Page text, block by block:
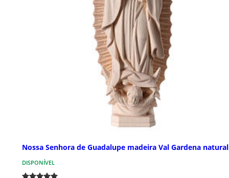
Nossa Senhora de Guadalupe madeira Val Gardena natural
DISPONÍVEL